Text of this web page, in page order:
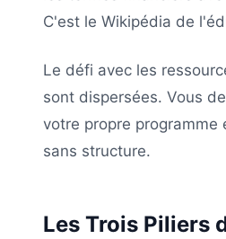
C'est le Wikipédia de
Le défi avec les
sont dispersées. Vous
votre propre programme
sans structure.
Les Trois Piliers